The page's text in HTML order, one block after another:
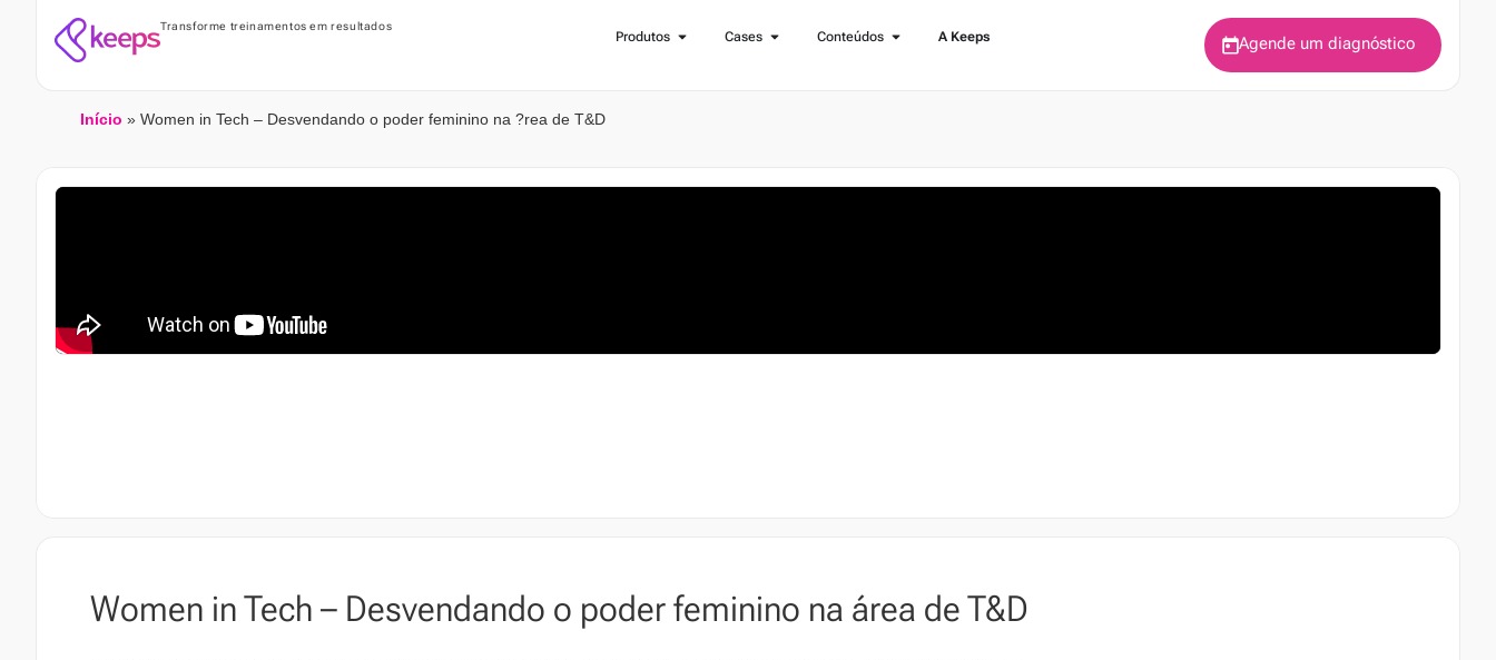
Transforme treinamentos em resultados
Produtos Cases Conteúdos A Keeps Agende um diagnóstico
Início » Women in Tech – Desvendando o poder feminino na ?rea de T&D
Women in Tech – Desvendando o poder feminino na área de T&D